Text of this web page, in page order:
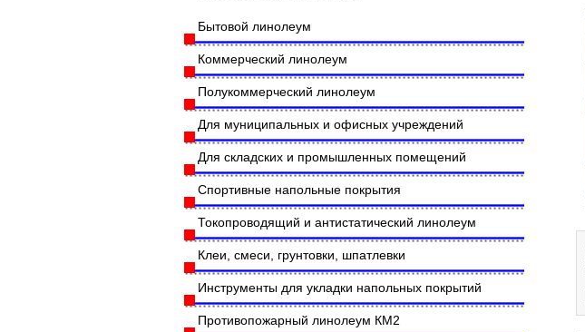
Бытовой линолеум
Коммерческий линолеум
Полукоммерческий линолеум
Для муниципальных и офисных учреждений
Для складских и промышленных помещений
Спортивные напольные покрытия
Токопроводящий и антистатический линолеум
Клеи, смеси, грунтовки, шпатлевки
Инструменты для укладки напольных покрытий
Противопожарный линолеум КМ2